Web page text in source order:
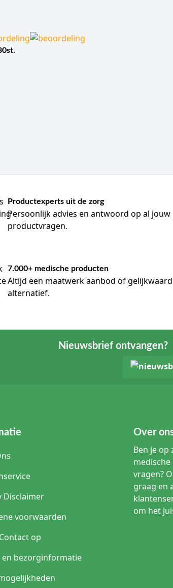
Productexperts uit de zorg
Persoonlijk advies en antwoord op al jouw
productvragen.
7.000+ medische producten
Altijd een maatwerk aanbod of
alternatief.
Nieuwsbrief ontvangen?
Disclaimer
voorwaarden
op
en bezorginformatie
Over
Ben je op
vragen?
graag en
om het